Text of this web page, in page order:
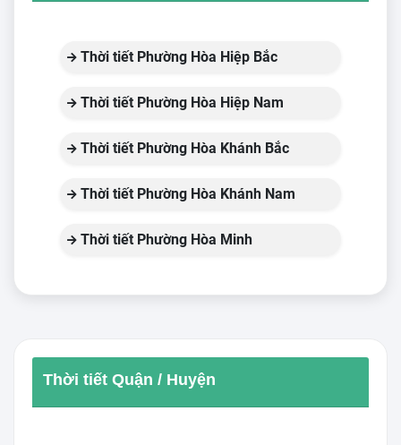
Thời tiết Phường Hòa Hiệp Bắc
Thời tiết Phường Hòa Hiệp Nam
Thời tiết Phường Hòa Khánh Bắc
Thời tiết Phường Hòa Khánh Nam
Thời tiết Phường Hòa Minh
Thời tiết Quận / Huyện